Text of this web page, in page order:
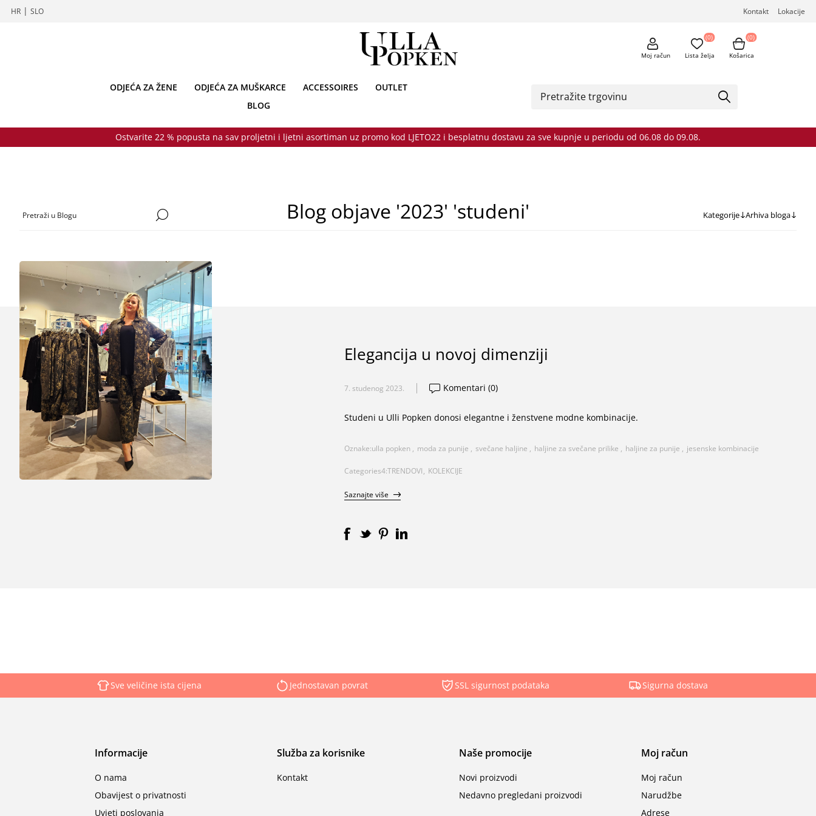
HR | SLO Kontakt Lokacije
Moj račun Lista želja
(0)
Košarica
(0)
ODJEĆA ZA ŽENE ODJEĆA ZA MUŠKARCE ACCESSOIRES
OUTLET
BLOG
Ostvarite 22 % popusta na sav proljetni i ljetni asortiman uz promo kod LJETO22 i besplatnu dostavu za sve kupnje u periodu od 06.08 do 09.08.
Kategorije Arhiva bloga
Blog objave '2023' 'studeni'
Elegancija u novoj dimenziji
7. studenog 2023. Komentari (0)
Studeni u Ulli Popken donosi elegantne i ženstvene modne kombinacije.
Oznake:ulla popken , moda za punije , svečane haljine , haljine za svečane prilike , haljine za punije , jesenske kombinacije
Categories4:TRENDOVI, KOLEKCIJE
Saznajte više
Sve veličine ista cijena Jednostavan povrat SSL sigurnost podataka Sigurna dostava
Informacije
O nama
Obavijest o privatnosti
Uvjeti poslovanja
Služba za korisnike
Kontakt
Naše promocije
Novi proizvodi
Nedavno pregledani proizvodi
Moj račun
Moj račun
Narudžbe
Adrese